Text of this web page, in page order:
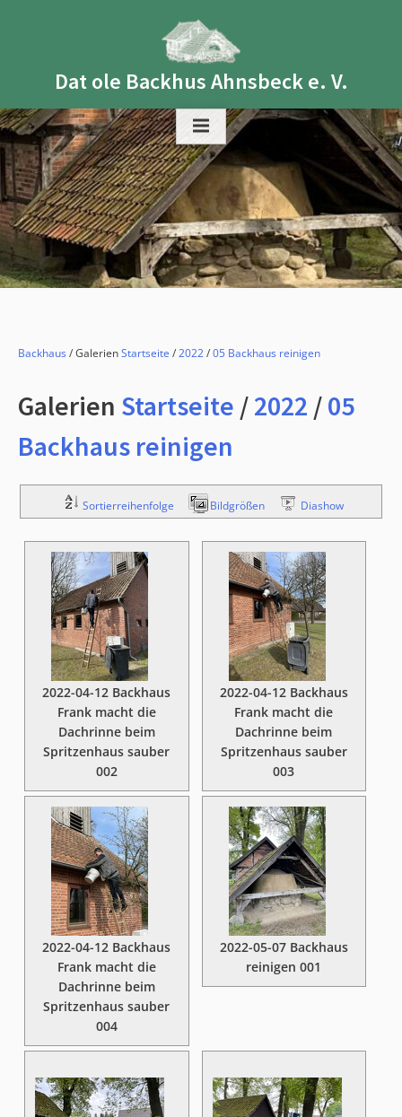
Dat ole Backhus Ahnsbeck e. V.
Backhaus/ GalerienStartseite /2022/05 Backhaus reinigen
Galerien Startseite /2022 /05
Backhaus reinigen
Sortierreihenfolge Bildgrößen Diashow
2022-04-12 Backhaus
Frank macht die
Dachrinne beim
Spritzenhaus sauber
002
2022-04-12 Backhaus
Frank macht die
Dachrinne beim
Spritzenhaus sauber
003
2022-04-12 Backhaus
Frank macht die
Dachrinne beim
Spritzenhaus sauber
004
2022-05-07 Backhaus
reinigen 001